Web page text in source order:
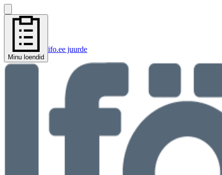
Minu loendid
ifo.ee juurde